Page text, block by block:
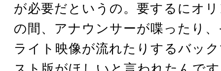
が必要だというの。要するにオ
の間、アナウンサーが喋ったり
ライト映像が流れたりするバッ